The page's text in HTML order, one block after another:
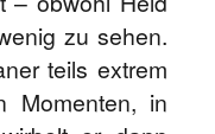
zu sehen.
teils extrem
Momenten, in